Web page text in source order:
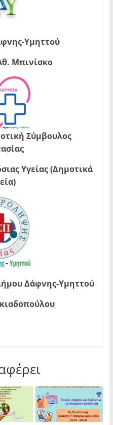
Υμηττού
Μπινίσκο
Σύμβουλος
Υγείας (Δημοτικά
Δάφνης-Υμηττού